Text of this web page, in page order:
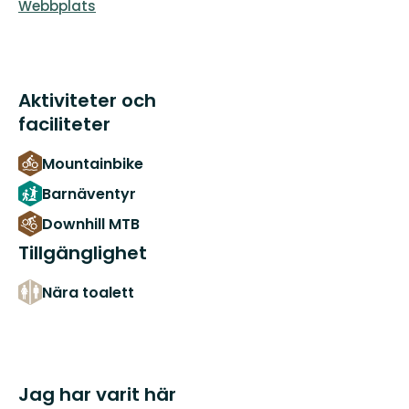
Webbplats
Aktiviteter och
faciliteter
Mountainbike
Barnäventyr
Downhill MTB
Tillgänglighet
Nära toalett
Jag har varit här